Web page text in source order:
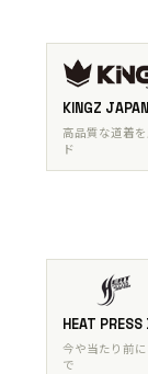
KINGZ JAPAN
高品質な道着
ド
HEAT
今や当たり前
で